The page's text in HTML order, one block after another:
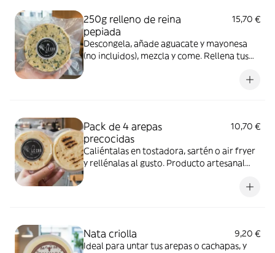
250g relleno de reina
pepiada
15,70 €
Descongela, añade aguacate y mayonesa
(no incluidos), mezcla y come. Rellena tus
Pack de 4 arepas
precocidas
10,70 €
Caliéntalas en tostadora, sartén o air fryer
y rellénalas al gusto. Producto artesanal
Nata criolla
9,20 €
Ideal para untar tus arepas o cachapas, y